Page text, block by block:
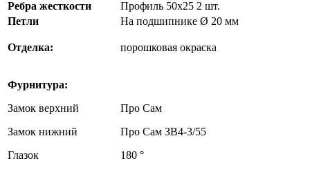
Ребра жесткости
Профиль 50х25 2 шт.
Петли
На подшипнике Ø 20 мм
Отделка: порошковая окраска
Фурнитура:
Замок верхний
Замок нижний
Глазок
Про Сам
Про Сам ЗВ4-3/55
180 °